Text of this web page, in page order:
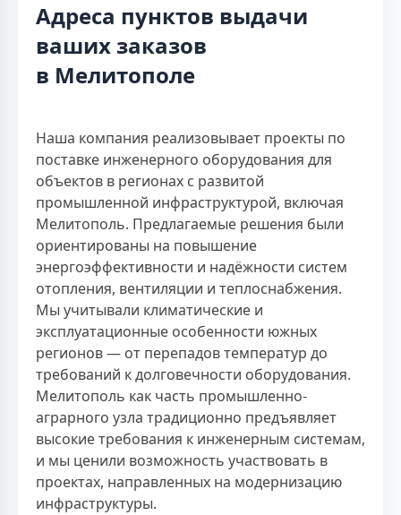
Адреса пунктов выдачи
ваших заказов
в Мелитополе
Наша компания реализовывает проекты по
поставке инженерного оборудования для
объектов в регионах с развитой
промышленной инфраструктурой, включая
Мелитополь. Предлагаемые решения были
ориентированы на повышение
энергоэффективности и надёжности систем
отопления, вентиляции и теплоснабжения.
Мы учитывали климатические и
эксплуатационные особенности южных
регионов — от перепадов температур до
требований к долговечности оборудования.
Мелитополь как часть промышленно-
аграрного узла традиционно предъявляет
высокие требования к инженерным системам,
и мы ценили возможность участвовать в
проектах, направленных на модернизацию
инфраструктуры.